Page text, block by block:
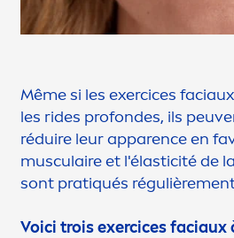
Même si les exercices
les rides profondes, ils
réduire leur apparence en
musculaire et l'élasticité de
sont pratiqués régulièremen
Voici trois exercices faciaux